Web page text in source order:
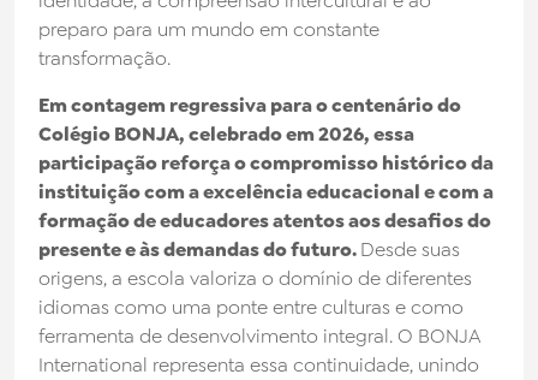
preparo para um mundo em constante
transformação.
Em contagem regressiva para o centenário do
Colégio BONJA, celebrado em 2026, essa
participação reforça o compromisso histórico da
instituição com a excelência educacional e com a
formação de educadores atentos aos desafios do
presente e às demandas do futuro.Desde suas
origens, a escola valoriza o domínio de diferentes
idiomas como uma ponte entre culturas e como
ferramenta de desenvolvimento integral. O BONJA
International representa essa continuidade, unindo